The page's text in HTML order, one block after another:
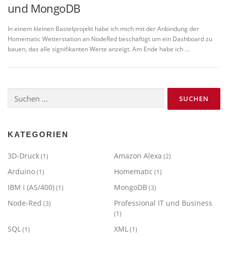
und MongoDB
In einem kleinen Bastelprojekt habe ich mich mit der Anbindung der
Homematic Wetterstation an NodeRed beschäftigt um ein Dashboard zu
bauen, das alle signifikanten Werte anzeigt. Am Ende habe ich …
nach:
KATEGORIEN
3D-Druck(1) Amazon Alexa (2)
Arduino(1) Homematic (1)
IBM i (AS/400)(1) MongoDB(3)
Node-Red (3) Professional IT und Business
(1)
SQL (1) XML (1)